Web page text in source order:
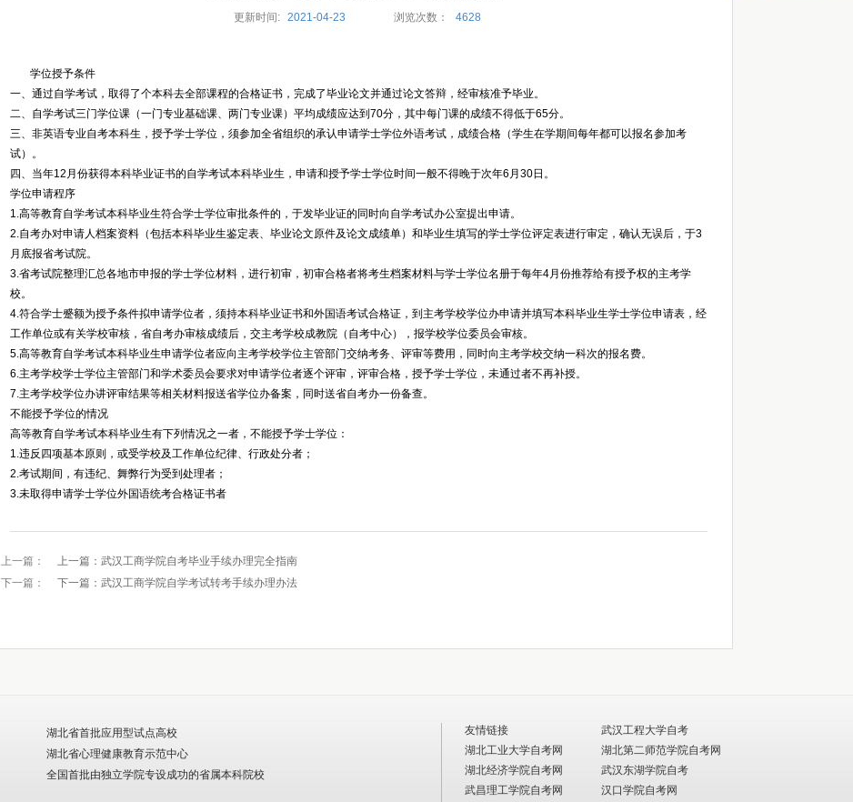
更新时间: 2021-04-23 浏览次数： 4628
学位授予条件
一、通过自学考试，取得了个本科去全部课程的合格证书，完成了毕业论文并通过论文答辩，经审核准予毕业。
二、自学考试三门学位课（一门专业基础课、两门专业课）平均成绩应达到70分，其中每门课的成绩不得低于65分。
三、非英语专业自考本科生，授予学士学位，须参加全省组织的承认申请学士学位外语考试，成绩合格（学生在学期间每年都可以报名参加考
试）。
四、当年12月份获得本科毕业证书的自学考试本科毕业生，申请和授予学士学位时间一般不得晚于次年6月30日。
学位申请程序
1.高等教育自学考试本科毕业生符合学士学位审批条件的，于发毕业证的同时向自学考试办公室提出申请。
2.自考办对申请人档案资料（包括本科毕业生鉴定表、毕业论文原件及论文成绩单）和毕业生填写的学士学位评定表进行审定，确认无误后，于3
月底报省考试院。
3.省考试院整理汇总各地市申报的学士学位材料，进行初审，初审合格者将考生档案材料与学士学位名册于每年4月份推荐给有授予权的主考学
校。
4.符合学士蹙额为授予条件拟申请学位者，须持本科毕业证书和外国语考试合格证，到主考学校学位办申请并填写本科毕业生学士学位申请表，经
工作单位或有关学校审核，省自考办审核成绩后，交主考学校成教院（自考中心），报学校学位委员会审核。
5.高等教育自学考试本科毕业生申请学位者应向主考学校学位主管部门交纳考务、评审等费用，同时向主考学校交纳一科次的报名费。
6.主考学校学士学位主管部门和学术委员会要求对申请学位者逐个评审，评审合格，授予学士学位，未通过者不再补授。
7.主考学校学位办讲评审结果等相关材料报送省学位办备案，同时送省自考办一份备查。
不能授予学位的情况
高等教育自学考试本科毕业生有下列情况之一者，不能授予学士学位：
1.违反四项基本原则，或受学校及工作单位纪律、行政处分者；
2.考试期间，有违纪、舞弊行为受到处理者；
3.未取得申请学士学位外国语统考合格证书者
上一篇： 上一篇： 武汉工商学院自考毕业手续办理完全指南
下一篇：
下一篇： 武汉工商学院自学考试转考手续办理办法
湖北省首批应用型试点高校
湖北省心理健康教育示范中心
全国首批由独立学院专设成功的省属本科院校
友情链接
武汉工程大学自考
湖北工业大学自考网
湖北第二师范学院自考网
湖北经济学院自考网
武汉东湖学院自考
武昌理工学院自考网
汉口学院自考网